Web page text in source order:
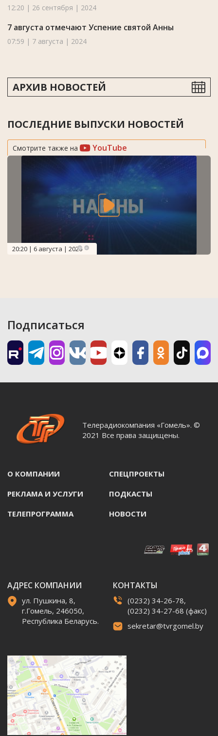
12:20 | 26 сентября | 2024
7 августа отмечают Успение святой Анны
07:59 | 7 августа | 2024
АРХИВ НОВОСТЕЙ
ПОСЛЕДНИЕ ВЫПУСКИ НОВОСТЕЙ
Смотрите также на YouTube
20:20 | 6 августа | 2026
Подписаться
Телерадиокомпания «Гомель». ©
2021 Все права защищены.
О КОМПАНИИ СПЕЦПРОЕКТЫ
РЕКЛАМА И УСЛУГИ ПОДКАСТЫ
ТЕЛЕПРОГРАММА НОВОСТИ
АДРЕС КОМПАНИИ
ул. Пушкина, 8,
г.Гомель, 246050,
Республика Беларусь.
КОНТАКТЫ
(0232) 34-26-78,
(0232) 34-27-68 (факс)
sekretar@tvrgomel.by